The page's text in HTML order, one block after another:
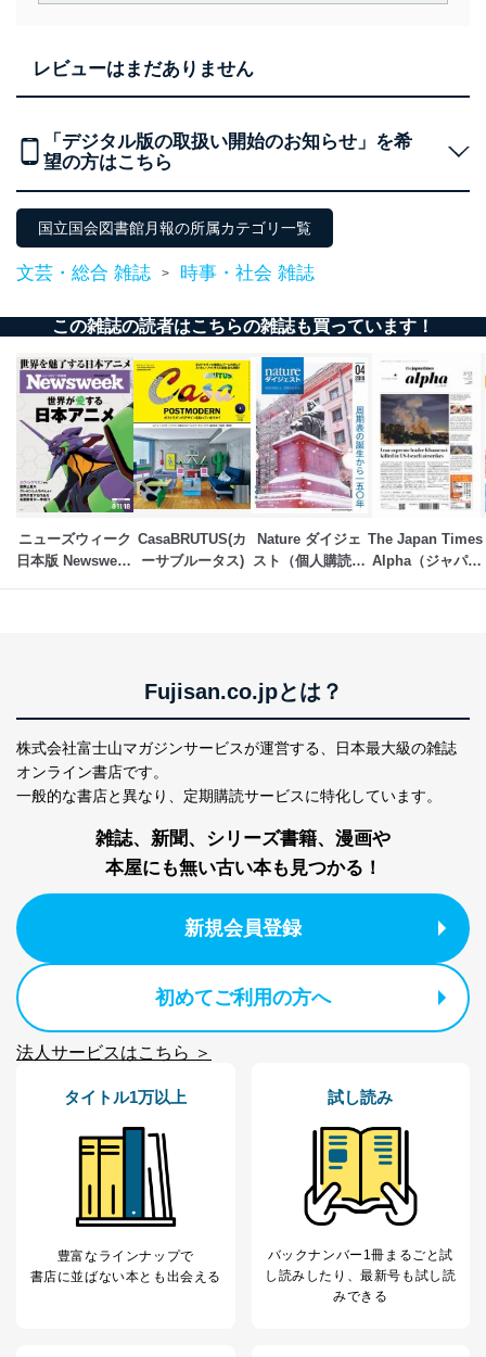
達成に必要な範囲内で適法かつ公正な手段によって取
得・利用・提供を行います。また、当社が保有している
個人情報は、同意を得ずに目的外利用、第三者への提
供・開示は行いません。当社においてはこれらの取り組
みを確実にするため、従業者等の教育を徹底してまいり
ます。また、目的外利用を行わないために、適切な管理
当社は、個人情報に関連する法令、国が定める指針及び
その他の規範を遵守します。また、当社の管理の仕組み
に、これらの法令及びその他の規範を常に適合させま
す。
個人情報の安全管理措置
当社は、個人情報の正確性及び安全性を確保するため
に、下記セキュリティ対策をはじめとする安全対策を実
施し、個人情報の漏えい、滅失またはき損の防止及び是
正に努めます。
アクセス制御
個人データを取り扱うことのできる機器及び当該
機器に標準装備されているユーザー制御機能（ユ
者を識別・認証しています。
外部からの不正アクセス等の防止
システムを最新の状態に保持しています。
個人データを取り扱う機器等にセキュリティ対策
ソフトウェア等を導入し、自動更新 機能等の活用
により、これを最新状態としています。
情報システムの使用に伴う漏洩等の防止
設定しています。
個人情報保護マネジメントシステムの継続的改善
じて、個人情報保護マネジメントシステムを継続的に改
苦情及び相談受付け窓口
貴殿の個人情報及び当社の個人情報保護マネジメントシ
ステムに関するご相談及び苦情については以下までご連
適切、かつ迅速に対応させていただきます。
株式会社富士山マガジンサービス 個人情報問い合わせ
レビューはまだありません
「デジタル版の取扱い開始のお知らせ」を希
望の方はこちら
国立国会図書館月報の所属カテゴリ一覧
文芸・総合 雑誌 > 時事・社会 雑誌
この雑誌の読者はこちらの雑誌も買っています！
ニューズウィーク
日本版 Newsweek
CasaBRUTUS(カ
ーサブルータス)
Nature ダイジェ
スト（個人購読専
The Japan Times
Alpha（ジャパン
Fujisan.co.jpとは？
株式会社富士山マガジンサービスが運営する、
日本最大級の雑誌
オンライン書店です。
一般的な書店と異なり、 定期購読サービスに特化しています。
雑誌、新聞、シリーズ書籍、漫画や
本屋にも無い古い本も見つかる！
新規会員登録
初めてご利用の方へ
法人サービスはこちら ＞
タイトル1万以上
豊富なラインナップで
書店に並ばない本とも出会える
試し読み
バックナンバー1冊まるごと試
し読み したり、最新号も試し読
みできる